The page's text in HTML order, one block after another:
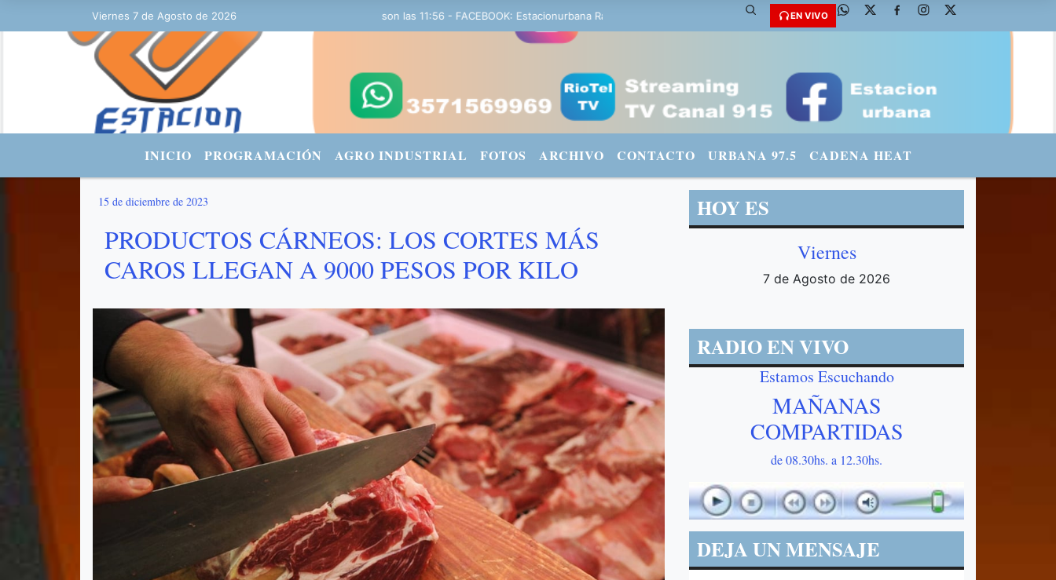
Viernes 7 de Agosto de 2026
Hoy es Viernes 7 de Agosto de 2026 y son las 11:56 - FACEBOOK: Estacionurbana Radiourbana - TWITTER: @fmradiourbana - INSTAGRAM: urbanario3 WHATSAPP: 3571569969
EN VIVO
INICIO PROGRAMACIÓN AGRO INDUSTRIAL FOTOS ARCHIVO CONTACTO URBANA 97.5 CADENA HEAT
15 de diciembre de 2023
PRODUCTOS CÁRNEOS: LOS CORTES MÁS
CAROS LLEGAN A 9000 PESOS POR KILO
HOY ES
Viernes
7 de Agosto de 2026
RADIO EN VIVO
Estamos Escuchando
MAÑANAS
COMPARTIDAS
de 08.30hs. a 12.30hs.
DEJA UN MENSAJE